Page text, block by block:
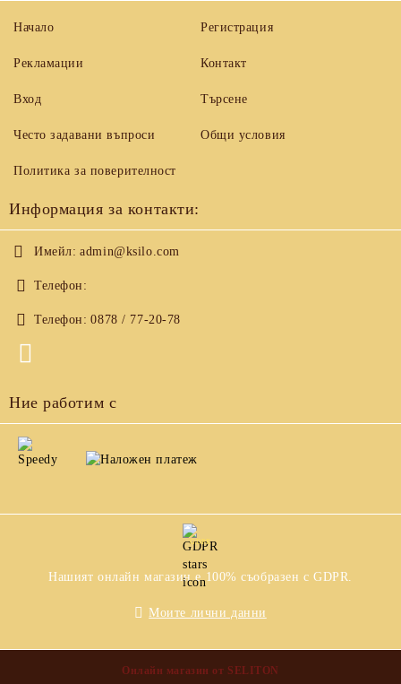
Начало
Рекламации
Вход
Често задавани въпроси
Регистрация
Контакт
Търсене
Общи условия
Политика за поверителност
Информация за контакти:
Имейл: admin@ksilo.com
Телефон:
Телефон: 0878 / 77-20-78
Ние работим с
GDPR
Нашият онлайн магазин е 100% съобразен с GDPR.
Моите лични данни
Онлайн магазин от SELITON